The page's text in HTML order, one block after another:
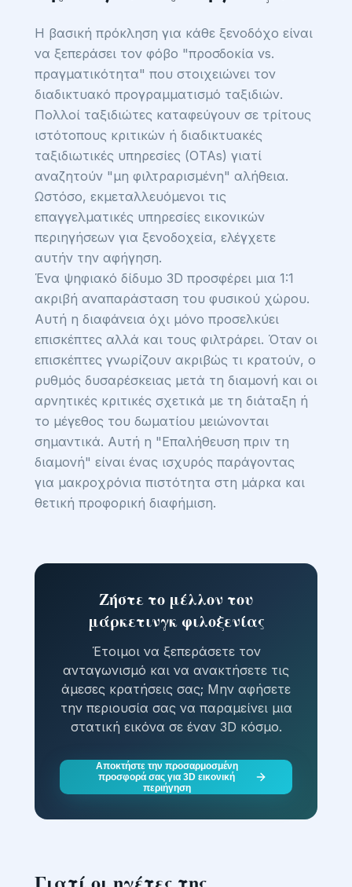
Η βασική πρόκληση για κάθε ξενοδόχο είναι
να ξεπεράσει τον φόβο "προσδοκία vs.
πραγματικότητα" που στοιχειώνει τον
διαδικτυακό προγραμματισμό ταξιδιών.
Πολλοί ταξιδιώτες καταφεύγουν σε τρίτους
ιστότοπους κριτικών ή διαδικτυακές
ταξιδιωτικές υπηρεσίες (OTAs) γιατί
αναζητούν "μη φιλτραρισμένη" αλήθεια.
Ωστόσο, εκμεταλλευόμενοι τις
επαγγελματικές υπηρεσίες εικονικών
περιηγήσεων για ξενοδοχεία, ελέγχετε
αυτήν την αφήγηση.
Ένα ψηφιακό δίδυμο 3D προσφέρει μια 1:1
ακριβή αναπαράσταση του φυσικού χώρου.
Αυτή η διαφάνεια όχι μόνο προσελκύει
επισκέπτες αλλά και τους φιλτράρει. Όταν οι
επισκέπτες γνωρίζουν ακριβώς τι κρατούν, ο
ρυθμός δυσαρέσκειας μετά τη διαμονή και οι
αρνητικές κριτικές σχετικά με τη διάταξη ή
το μέγεθος του δωματίου μειώνονται
σημαντικά. Αυτή η "Επαλήθευση πριν τη
διαμονή" είναι ένας ισχυρός παράγοντας
για μακροχρόνια πιστότητα στη μάρκα και
θετική προφορική διαφήμιση.
Ζήστε το μέλλον του
μάρκετινγκ φιλοξενίας
Έτοιμοι να ξεπεράσετε τον
ανταγωνισμό και να ανακτήσετε τις
άμεσες κρατήσεις σας; Μην αφήσετε
την περιουσία σας να παραμείνει μια
στατική εικόνα σε έναν 3D κόσμο.
Αποκτήστε την προσαρμοσμένη
προσφορά σας για 3D εικονική
περιήγηση